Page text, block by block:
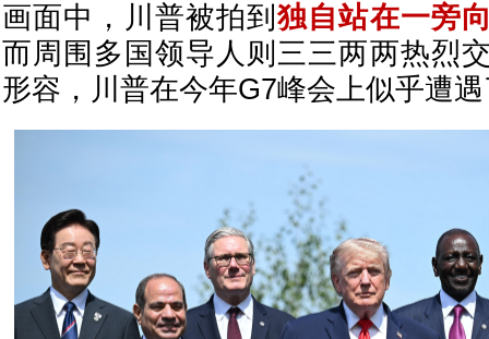
画面中，川普被拍到独自站在一旁
而周围多国领导人则三三两两热烈
形容，川普在今年G7峰会上似乎遭